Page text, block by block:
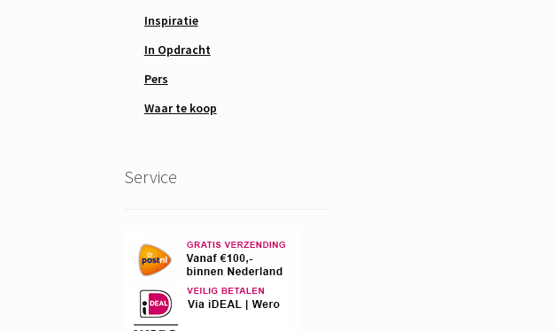
Inspiratie
In Opdracht
Pers
Waar te koop
Service